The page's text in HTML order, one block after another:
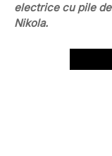
electrice cu pile
Nikola.